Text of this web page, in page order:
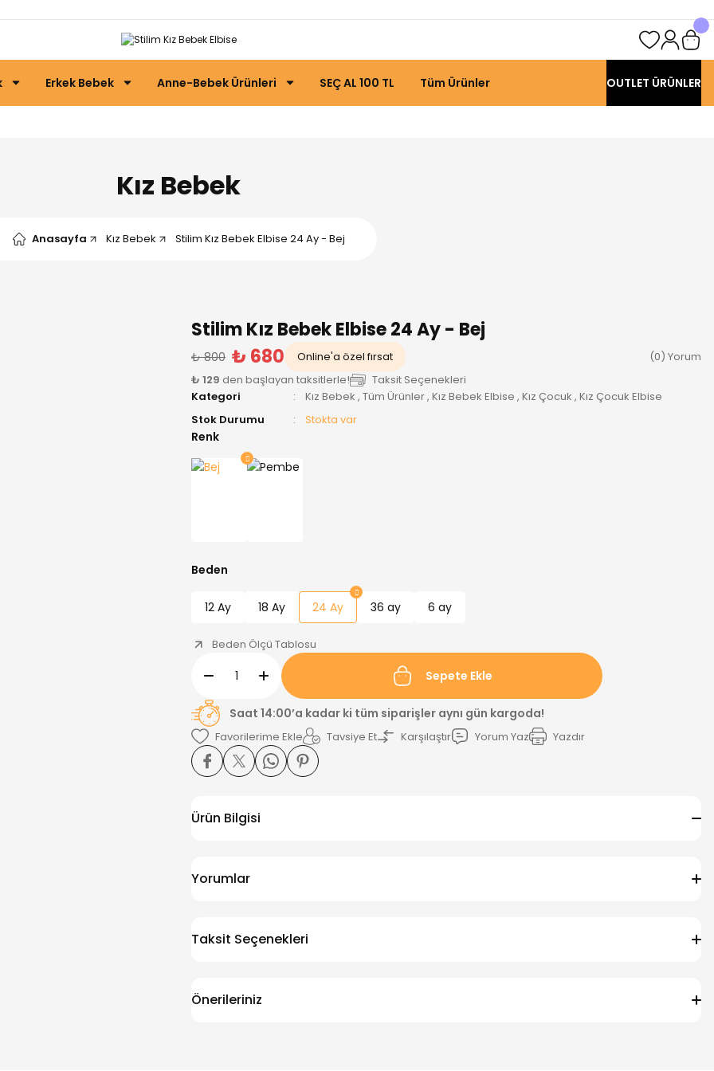
Erkek Bebek Anne-Bebek Ürünleri SEÇ AL 100 TL Tüm Ürünler OUTLET ÜRÜNLER
Kız Bebek
Anasayfa Kız Bebek Stilim Kız Bebek Elbise 24 Ay - Bej
Stilim Kız Bebek Elbise 24 Ay - Bej
₺ 800 ₺ 680 Online'a özel fırsat
(0) Yorum
₺ 129 den başlayan taksitlerle!
Taksit Seçenekleri
Kategori
Kız Bebek , Tüm Ürünler, Kız Bebek Elbise , Kız Çocuk , Kız Çocuk Elbise
Stok Durumu
Stokta var
Renk
Beden
12 Ay 18 Ay 24 Ay 36 ay 6 ay
Beden Ölçü Tablosu
Sepete Ekle
Saat 14:00’a kadar ki tüm siparişler aynı gün kargoda!
Tavsiye Et Karşılaştır Yorum Yaz Yazdır
Ürün Bilgisi
Yorumlar
Taksit Seçenekleri
Önerileriniz